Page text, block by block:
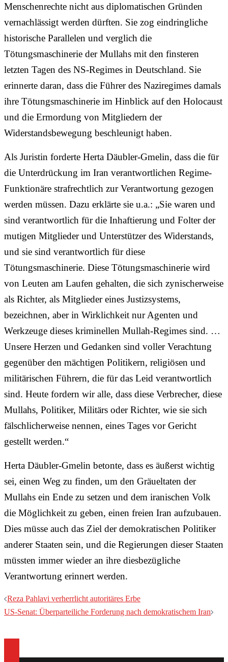
Menschenrechte nicht aus diplomatischen Gründen
vernachlässigt werden dürften. Sie zog eindringliche
historische Parallelen und verglich die
Tötungsmaschinerie der Mullahs mit den finsteren
letzten Tagen des NS-Regimes in Deutschland. Sie
erinnerte daran, dass die Führer des Naziregimes damals
ihre Tötungsmaschinerie im Hinblick auf den Holocaust
und die Ermordung von Mitgliedern der
Widerstandsbewegung beschleunigt haben.
Als Juristin forderte Herta Däubler-Gmelin, dass die für
die Unterdrückung im Iran verantwortlichen Regime-
Funktionäre strafrechtlich zur Verantwortung gezogen
werden müssen. Dazu erklärte sie u.a.: „Sie waren und
sind verantwortlich für die Inhaftierung und Folter der
mutigen Mitglieder und Unterstützer des Widerstands,
und sie sind verantwortlich für diese
Tötungsmaschinerie. Diese Tötungsmaschinerie wird
von Leuten am Laufen gehalten, die sich zynischerweise
als Richter, als Mitglieder eines Justizsystems,
bezeichnen, aber in Wirklichkeit nur Agenten und
Werkzeuge dieses kriminellen Mullah-Regimes sind. …
Unsere Herzen und Gedanken sind voller Verachtung
gegenüber den mächtigen Politikern, religiösen und
militärischen Führern, die für das Leid verantwortlich
sind. Heute fordern wir alle, dass diese Verbrecher, diese
Mullahs, Politiker, Militärs oder Richter, wie sie sich
fälschlicherweise nennen, eines Tages vor Gericht
gestellt werden.“
Herta Däubler-Gmelin betonte, dass es äußerst wichtig
sei, einen Weg zu finden, um den Gräueltaten der
Mullahs ein Ende zu setzen und dem iranischen Volk
die Möglichkeit zu geben, einen freien Iran aufzubauen.
Dies müsse auch das Ziel der demokratischen Politiker
anderer Staaten sein, und die Regierungen dieser Staaten
müssten immer wieder an ihre diesbezügliche
Verantwortung erinnert werden.
Beitragsnavigation
Reza Pahlavi verherrlicht autoritäres Erbe
US-Senat: Überparteiliche Forderung nach demokratischem Iran